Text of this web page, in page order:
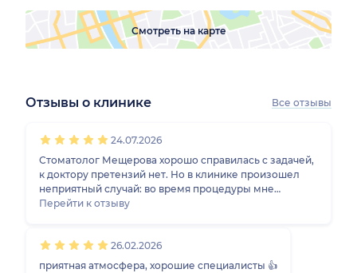
Смотреть на карте
Отзывы о клинике Все отзывы
24.07.2026
Стоматолог Мещерова хорошо справилась с задачей,
к доктору претензий нет. Но в клинике произошел
неприятный случай: во время процедуры мне
испортили кофту, у них разлилась хлорка.
Перейти к отзыву
26.02.2026
приятная атмосфера, хорошие специалисты 👍